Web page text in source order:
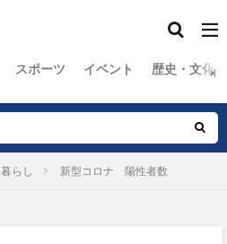
スポーツ イベント 歴史・文化
暮らし 新型コロナ 陽性者数